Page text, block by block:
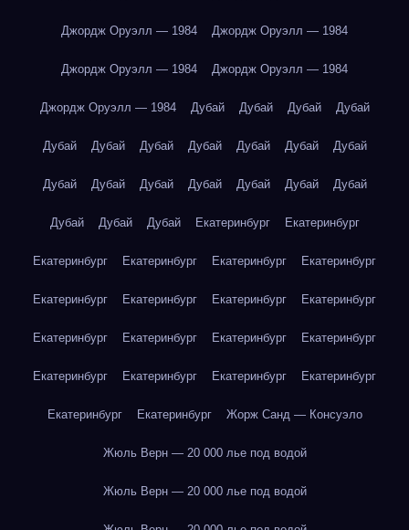
Джордж Оруэлл — 1984 Джордж Оруэлл — 1984
Джордж Оруэлл — 1984 Джордж Оруэлл — 1984
Джордж Оруэлл — 1984 Дубай Дубай Дубай Дубай
Дубай Дубай Дубай Дубай Дубай Дубай Дубай
Дубай Дубай Дубай Дубай Дубай Дубай Дубай
Дубай Дубай Дубай Екатеринбург Екатеринбург
Екатеринбург Екатеринбург Екатеринбург Екатеринбург
Екатеринбург Екатеринбург Екатеринбург Екатеринбург
Екатеринбург Екатеринбург Екатеринбург Екатеринбург
Екатеринбург Екатеринбург Екатеринбург Екатеринбург
Екатеринбург Екатеринбург Жорж Санд — Консуэло
Жюль Верн — 20 000 лье под водой
Жюль Верн — 20 000 лье под водой